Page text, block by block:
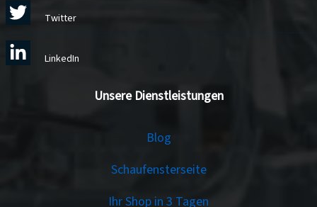
Twitter
LinkedIn
Unsere Dienstleistungen
Blog
Schaufensterseite
Ihr Shop in 3 Tagen